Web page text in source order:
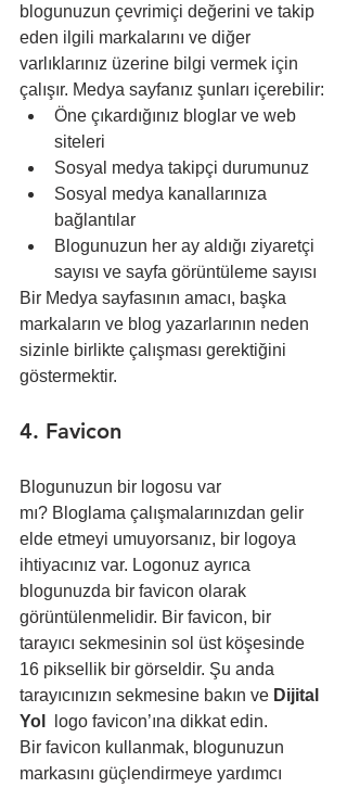
blogunuzun çevrimiçi değerini ve takip
eden ilgili markalarını ve diğer
varlıklarınız üzerine bilgi vermek için
çalışır. Medya sayfanız şunları içerebilir:
Öne çıkardığınız bloglar ve web
siteleri
Sosyal medya takipçi durumunuz
Sosyal medya kanallarınıza
bağlantılar
Blogunuzun her ay aldığı ziyaretçi
sayısı ve sayfa görüntüleme sayısı
Bir Medya sayfasının amacı, başka
markaların ve blog yazarlarının neden
sizinle birlikte çalışması gerektiğini
göstermektir.
4. Favicon
Blogunuzun bir logosu var
mı? Bloglama çalışmalarınızdan gelir
elde etmeyi umuyorsanız, bir logoya
ihtiyacınız var. Logonuz ayrıca
blogunuzda bir favicon olarak
görüntülenmelidir. Bir favicon, bir
tarayıcı sekmesinin sol üst köşesinde
16 piksellik bir görseldir. Şu anda
tarayıcınızın sekmesine bakın ve Dijital
Yol
logo favicon’ına dikkat edin.
Bir favicon kullanmak, blogunuzun
markasını güçlendirmeye yardımcı